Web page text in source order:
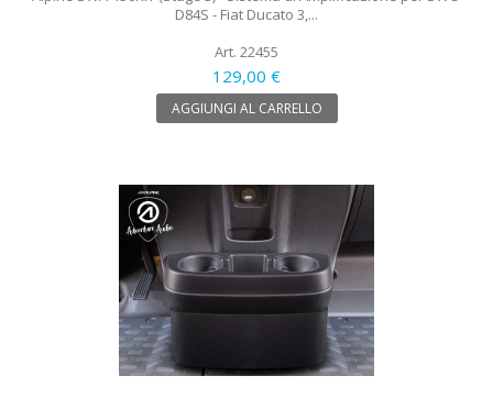
D84S - Fiat Ducato 3,...
Art. 22455
129,00 €
AGGIUNGI AL CARRELLO